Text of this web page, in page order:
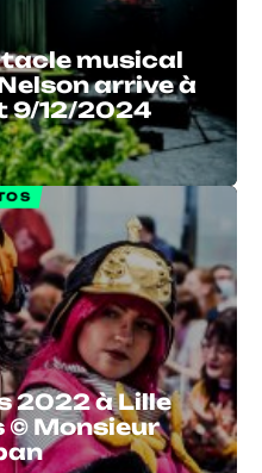
musical
arrive à
9/12/2024
2022 à Lille
© Monsieur